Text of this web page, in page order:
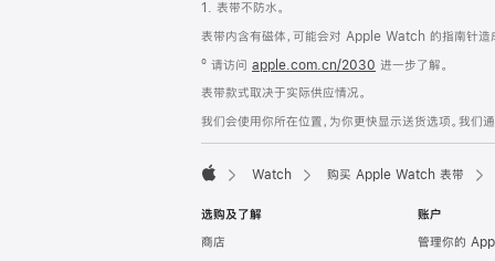
页
脚
注
1. 表带不防水。
表带内含有磁体，可能会对 Apple Watch 的指南针造
º 请访问 apple.com.cn/2030 进一步了解。
表带款式取决于实际供应情况。
我们会使用你所在位置，为你更快显示送货选项。我
Watch 购买 Apple Watch 表带
选购及了解
商店
账户
管理你的